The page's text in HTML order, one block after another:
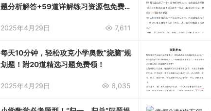
题分析解答+59道详解练习资源包免费
2025年4月29日 7,611
每天10分钟，轻松攻克小学奥数”烧脑”规
划题！附20道精选习题免费领！
2025年4月29日 6,035